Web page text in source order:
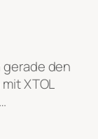
den
XTOL